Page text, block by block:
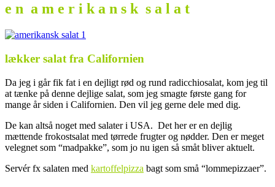
e n a m e r i k a n s k s a l a t
lækker salat fra Californien
Da jeg i går fik fat i en dejligt rød og rund radicchiosalat, kom jeg til
at tænke på denne dejlige salat, som jeg smagte første gang for
mange år siden i Californien. Den vil jeg gerne dele med dig.
De kan altså noget med salater i USA. Det her er en dejlig
mættende frokostsalat med tørrede frugter og nødder. Den er meget
velegnet som “madpakke”, som jo nu igen så småt bliver aktuelt.
Servér fx salaten med kartoffelpizza bagt som små “lommepizzaer”.